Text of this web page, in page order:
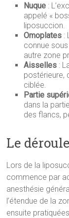
Nuque :
appelé «
liposuccion.
Omoplates :
connue
autre zone
Aisselles :
postérieure,
ciblée.
Partie
dans la
des flancs,
Le
Lors de la
commence par
anesthésie
l’étendue de la
ensuite